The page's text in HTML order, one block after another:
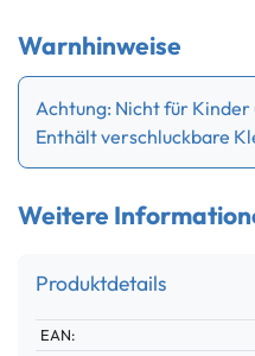
Warnhinweise
Achtung: Nicht für
Enthält verschluckbare
Weitere
Produktdetails
Technisches
Wert
EAN: